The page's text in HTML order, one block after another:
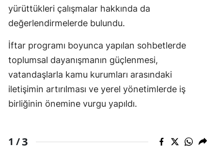
yürüttükleri çalışmalar hakkında da
değerlendirmelerde bulundu.
İftar programı boyunca yapılan sohbetlerde
toplumsal dayanışmanın güçlenmesi,
vatandaşlarla kamu kurumları arasındaki
iletişimin artırılması ve yerel yönetimlerde iş
birliğinin önemine vurgu yapıldı.
1 /3